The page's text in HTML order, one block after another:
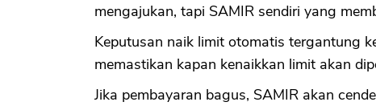
mengajukan, tapi SAMIR sendiri yang
Keputusan naik limit otomatis tergantung
memastikan kapan kenaikkan limit akan
Jika pembayaran bagus, SAMIR akan